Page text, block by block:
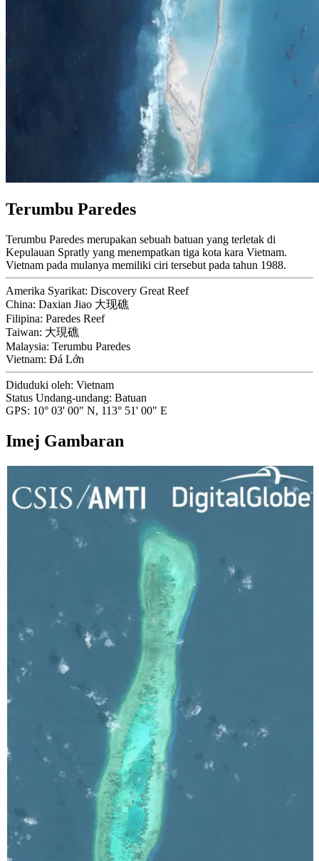
Terumbu Paredes
Terumbu Paredes merupakan sebuah batuan yang terletak di
Kepulauan Spratly yang menempatkan tiga kota kara Vietnam.
Vietnam pada mulanya memiliki ciri tersebut pada tahun 1988.
Amerika Syarikat: Discovery Great Reef
China: Daxian Jiao 大现礁
Filipina: Paredes Reef
Taiwan: 大現礁
Malaysia: Terumbu Paredes
Vietnam: Đá Lớn
Diduduki oleh: Vietnam
Status Undang-undang: Batuan
GPS: 10° 03' 00" N, 113° 51' 00" E
Imej Gambaran